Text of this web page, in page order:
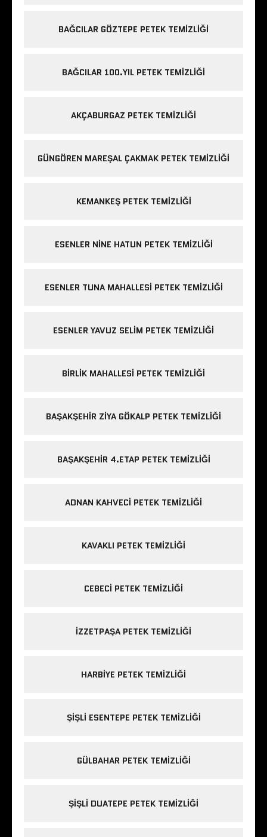
BAĞCILAR GÖZTEPE PETEK TEMIZLIĞI
BAĞCILAR 100.YIL PETEK TEMIZLIĞI
AKÇABURGAZ PETEK TEMIZLIĞI
GÜNGÖREN MAREŞAL ÇAKMAK PETEK TEMIZLIĞI
KEMANKEŞ PETEK TEMIZLIĞI
ESENLER NINE HATUN PETEK TEMIZLIĞI
ESENLER TUNA MAHALLESI PETEK TEMIZLIĞI
ESENLER YAVUZ SELIM PETEK TEMIZLIĞI
BIRLIK MAHALLESI PETEK TEMIZLIĞI
BAŞAKŞEHIR ZIYA GÖKALP PETEK TEMIZLIĞI
BAŞAKŞEHIR 4.ETAP PETEK TEMIZLIĞI
ADNAN KAHVECI PETEK TEMIZLIĞI
KAVAKLI PETEK TEMIZLIĞI
CEBECI PETEK TEMIZLIĞI
IZZETPAŞA PETEK TEMIZLIĞI
HARBIYE PETEK TEMIZLIĞI
ŞIŞLI ESENTEPE PETEK TEMIZLIĞI
GÜLBAHAR PETEK TEMIZLIĞI
ŞIŞLI DUATEPE PETEK TEMIZLIĞI